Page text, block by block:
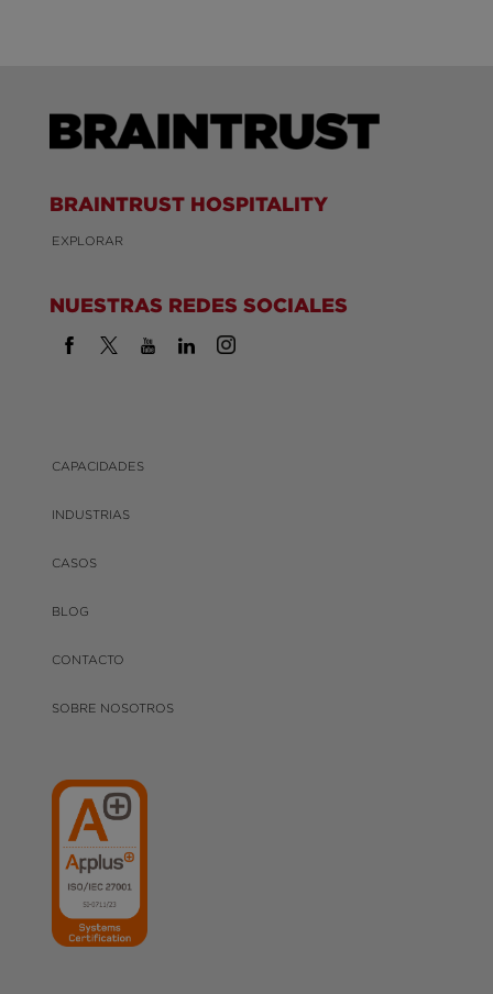
BRAINTRUST HOSPITALITY
EXPLORAR
NUESTRAS REDES SOCIALES
CAPACIDADES
INDUSTRIAS
CASOS
BLOG
CONTACTO
SOBRE NOSOTROS